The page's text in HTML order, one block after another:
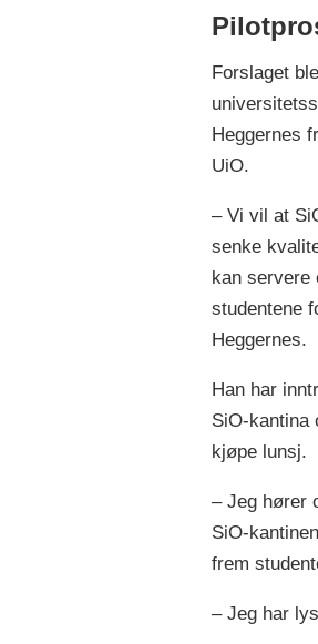
Forslaget
Heggernes
UiO.
– Vi vil at
senke
kan servere
studentene
Heggernes.
Han har
SiO-kantina
kjøpe lunsj.
– Jeg hører
SiO-
frem
– Jeg har